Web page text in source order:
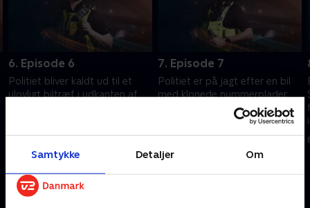
Samtykke Detaljer Om
6. Episode 6
Politiet bliver kaldt ud til et
ulovligt biltræf i udkanten af
medvirkende at løbe væk.
7. Episode 7
Politiet er på jagt efter en bil
med klonede nummerplader,
og da de får den standset, har
føreren en noget overraskende
forklaring.
Andre så også